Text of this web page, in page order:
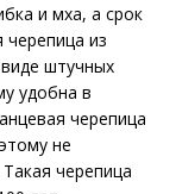
и мха, а срок
черепица из
штучных
удобна в
черепица
не
черепица